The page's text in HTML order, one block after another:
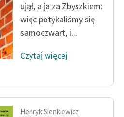
ujął, a ja za Zbyszkiem:
więc potykaliśmy się
samoczwart, i...
Czytaj więcej
Henryk Sienkiewicz